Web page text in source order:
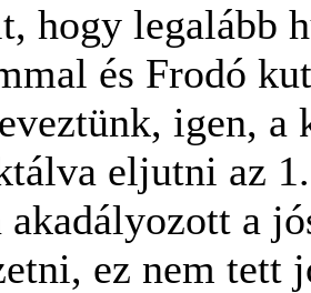
hogy legalább
és Frodó
igen, a
eljutni az
akadályozott a
ez nem tett